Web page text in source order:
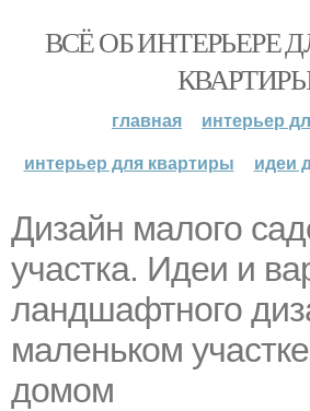
ВСЁ ОБ ИНТЕРЬЕРЕ
главная
интерьер
интерьер для квартиры
идеи
Дизайн малого
участка. Идеи и
ландшафтного
маленьком
домом